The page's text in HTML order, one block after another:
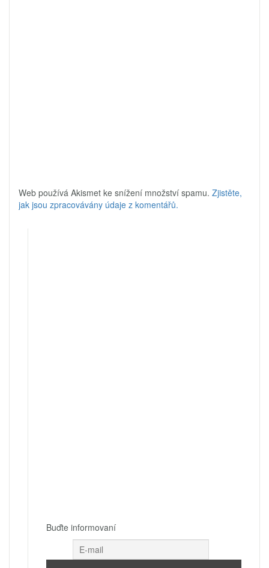
Web používá Akismet ke snížení množství spamu. Zjistěte,
jak jsou zpracovávány údaje z komentářů.
Buďte informovaní